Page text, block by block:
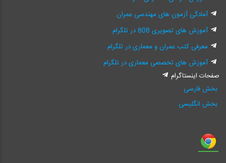
آمادگی آزمون های مهندسی عمران
آموزش های تصویری 808 در تلگرام
معرفی کتب عمران و معماری در تلگرام
آموزش های تخصصی معماری در تلگرام
صفحات اینستاگرام
بخش فارسی
بخش انگلیسی